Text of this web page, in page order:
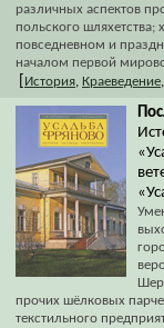
различных аспектов
польского
повседневном и
началом первой
История, Краеведение
прочих шёлковых
текстильного